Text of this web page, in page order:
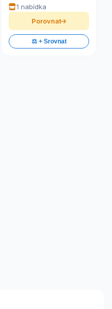
1 nabídka
Porovnat
⚖️ + Srovnat